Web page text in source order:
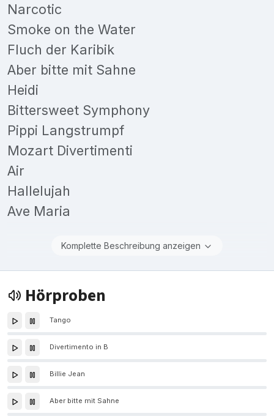
Narcotic
Smoke on the Water
Fluch der Karibik
Aber bitte mit Sahne
Heidi
Bittersweet Symphony
Pippi Langstrumpf
Mozart Divertimenti
Air
Hallelujah
Ave Maria
Komplette Beschreibung anzeigen
Hörproben
Tango
Divertimento in B
Billie Jean
Aber bitte mit Sahne